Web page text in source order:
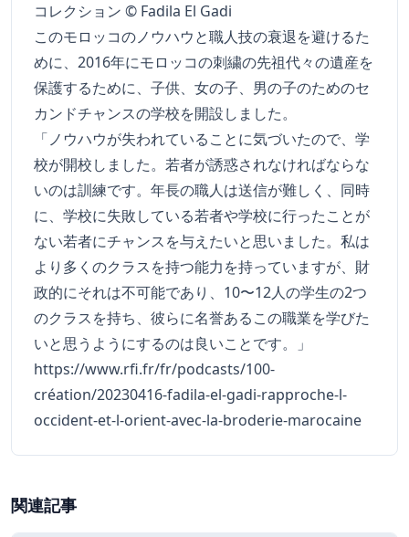
コレクション © Fadila El Gadi
このモロッコのノウハウと職人技の衰退を避けるた
めに、2016年にモロッコの刺繍の先祖代々の遺産を
保護するために、子供、女の子、男の子のためのセ
カンドチャンスの学校を開設しました。
「ノウハウが失われていることに気づいたので、学
校が開校しました。若者が誘惑されなければならな
いのは訓練です。年長の職人は送信が難しく、同時
に、学校に失敗している若者や学校に行ったことが
ない若者にチャンスを与えたいと思いました。私は
より多くのクラスを持つ能力を持っていますが、財
政的にそれは不可能であり、10〜12人の学生の2つ
のクラスを持ち、彼らに名誉あるこの職業を学びた
いと思うようにするのは良いことです。」
https://www.rfi.fr/fr/podcasts/100-
création/20230416-fadila-el-gadi-rapproche-l-
occident-et-l-orient-avec-la-broderie-marocaine
関連記事